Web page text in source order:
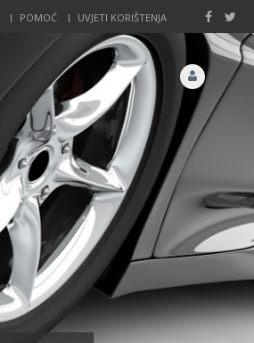
POMOĆ UVJETI KORIŠTENJA